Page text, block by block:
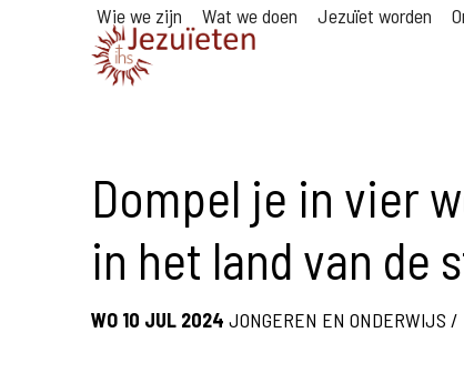
Wie we zijn Wat we doen Jezuïet worden
Dompel je in vier
in het land van de
WO 10 JUL 2024 JONGEREN EN ONDERWIJS /